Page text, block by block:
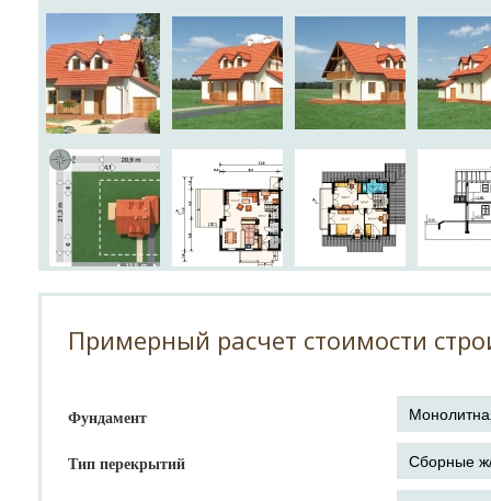
Примерный расчет стоимости
Фундамент
Тип перекрытий